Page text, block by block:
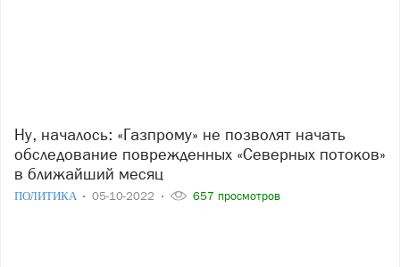
Ну, началось: «Газпрому» не позволят начать
обследование поврежденных «Северных потоков»
в ближайший месяц
ПОЛИТИКА 05-10-2022 657 просмотров